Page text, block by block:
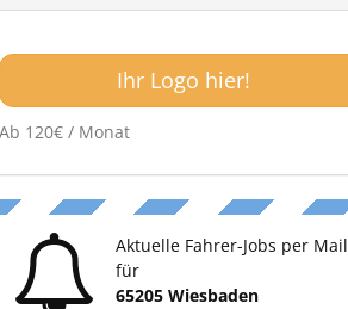
Ihr Logo hier!
Ab 120€ / Monat
Aktuelle Fahrer-Jobs per Mail
für
65205 Wiesbaden